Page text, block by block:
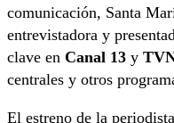
comunicación, Santa
entrevistadora y
clave en Canal 13 y
centrales y otros
El estreno de la